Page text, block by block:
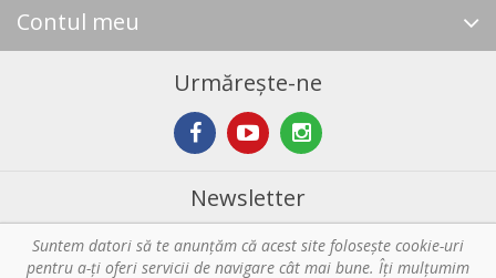
Contul meu
Urmărește-ne
Newsletter
Abonare
Suntem datori să te anunţăm că acest site foloseşte cookie-uri
pentru a-ți oferi servicii de navigare cât mai bune. Îţi mulțumim